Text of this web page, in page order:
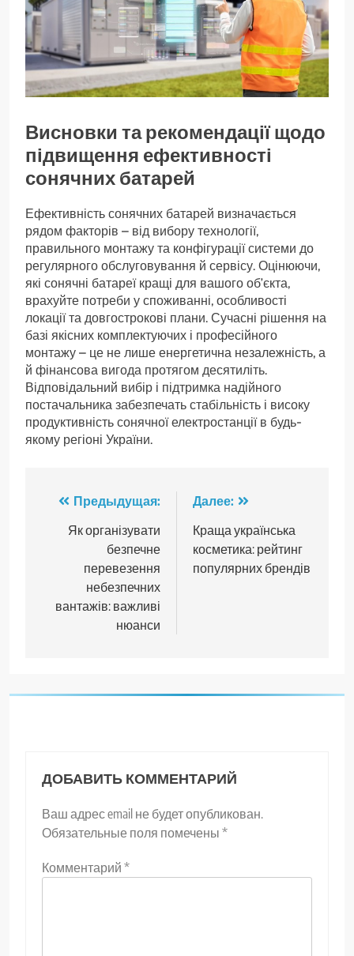
Висновки та рекомендації щодо
підвищення ефективності
сонячних батарей
Ефективність сонячних батарей визначається
рядом факторів – від вибору технології,
правильного монтажу та конфігурації системи до
регулярного обслуговування й сервісу. Оцінюючи,
які сонячні батареї кращі для вашого об’єкта,
врахуйте потреби у споживанні, особливості
локації та довгострокові плани. Сучасні рішення на
базі якісних комплектуючих і професійного
монтажу – це не лише енергетична незалежність, а
й фінансова вигода протягом десятиліть.
Відповідальний вибір і підтримка надійного
постачальника забезпечать стабільність і високу
продуктивність сонячної електростанції в будь-
якому регіоні України.
Навигация
записям
Предыдущая:
Як організувати
безпечне
перевезення
небезпечних
вантажів: важливі
нюанси
Далее:
Краща українська
косметика: рейтинг
популярних брендів
ДОБАВИТЬ КОММЕНТАРИЙ
Ваш адрес email не будет опубликован.
Обязательные поля помечены *
Комментарий *